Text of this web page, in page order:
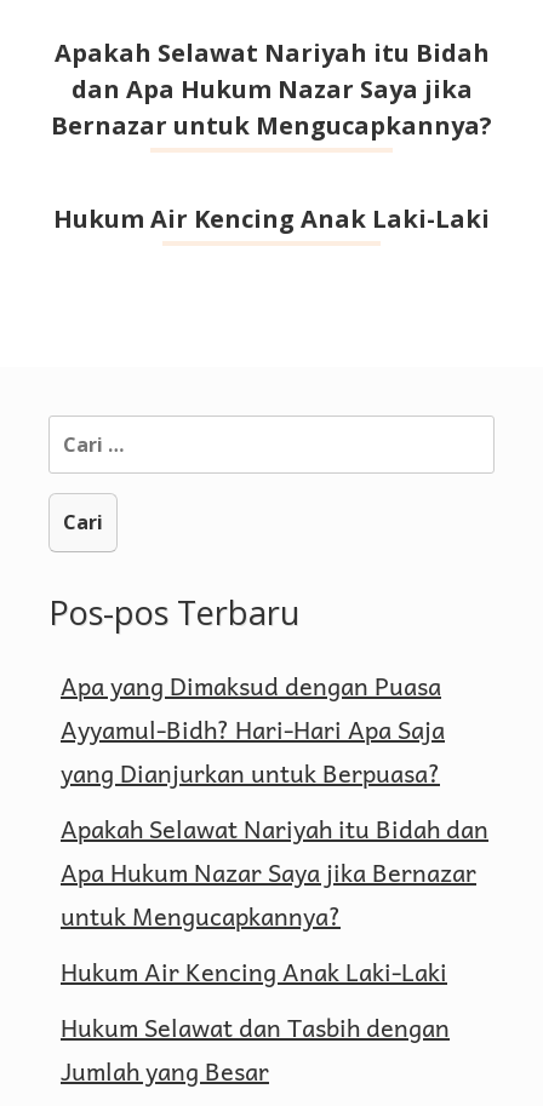
Apakah Selawat Nariyah itu Bidah
dan Apa Hukum Nazar Saya jika
Bernazar untuk Mengucapkannya?
Hukum Air Kencing Anak Laki-Laki
Cari
untuk:
Pos-pos Terbaru
Apa yang Dimaksud dengan Puasa
Ayyamul-Bidh? Hari-Hari Apa Saja
yang Dianjurkan untuk Berpuasa?
Apakah Selawat Nariyah itu Bidah dan
Apa Hukum Nazar Saya jika Bernazar
untuk Mengucapkannya?
Hukum Air Kencing Anak Laki-Laki
Hukum Selawat dan Tasbih dengan
Jumlah yang Besar